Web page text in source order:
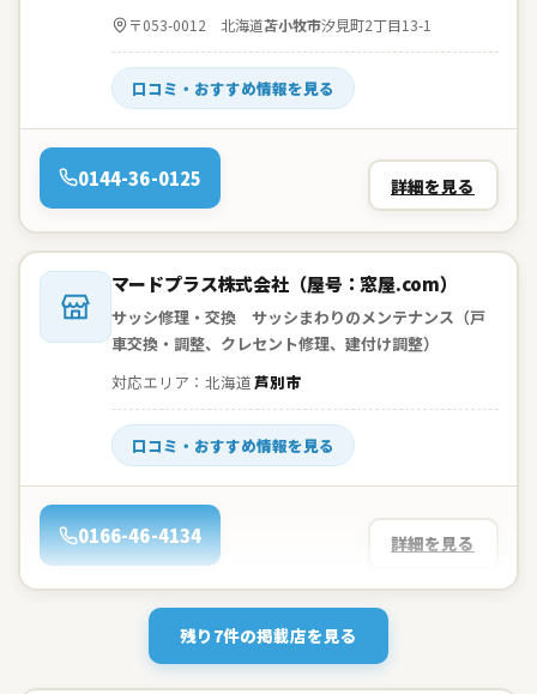
住所：〒053-0012 北海道苫小牧市汐見町2丁目13-1
口コミ・おすすめ情報を見る
電話：
0144-36-0125 詳細を見る
会社名：
マードプラス株式会社（屋号：窓屋.com）
サッシ修理・交換 サッシまわりのメンテナンス（戸
車交換・調整、クレセント修理、建付け調整）
対応エリア：北海道芦別市
口コミ・おすすめ情報を見る
電話：
0166-46-4134 詳細を見る
残り7件の掲載店を見る